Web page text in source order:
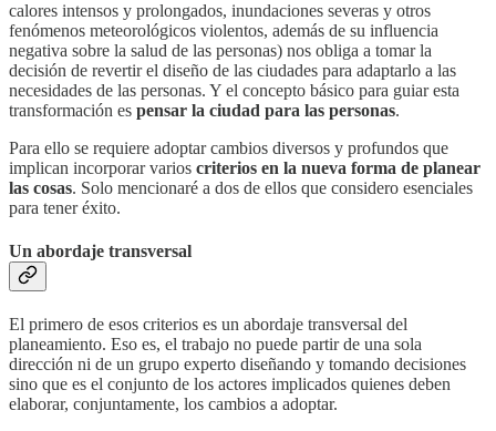
calores intensos y prolongados, inundaciones severas y otros
fenómenos meteorológicos violentos, además de su influencia
negativa sobre la salud de las personas) nos obliga a tomar la
decisión de revertir el diseño de las ciudades para adaptarlo a las
necesidades de las personas. Y el concepto básico para guiar esta
transformación es pensar la ciudad para las personas.
Para ello se requiere adoptar cambios diversos y profundos que
implican incorporar varios criterios en la nueva forma de planear
las cosas. Solo mencionaré a dos de ellos que considero esenciales
para tener éxito.
Un abordaje transversal
El primero de esos criterios es un abordaje transversal del
planeamiento. Eso es, el trabajo no puede partir de una sola
dirección ni de un grupo experto diseñando y tomando decisiones
sino que es el conjunto de los actores implicados quienes deben
elaborar, conjuntamente, los cambios a adoptar.